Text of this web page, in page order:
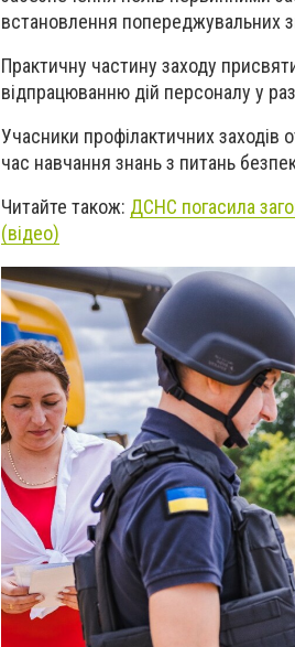
встановлення попереджувальних
Практичну частину заходу
відпрацюванню дій персоналу у
Учасники профілактичних заходів
час навчання знань з питань
Читайте також: ДСНС погасила
(відео)